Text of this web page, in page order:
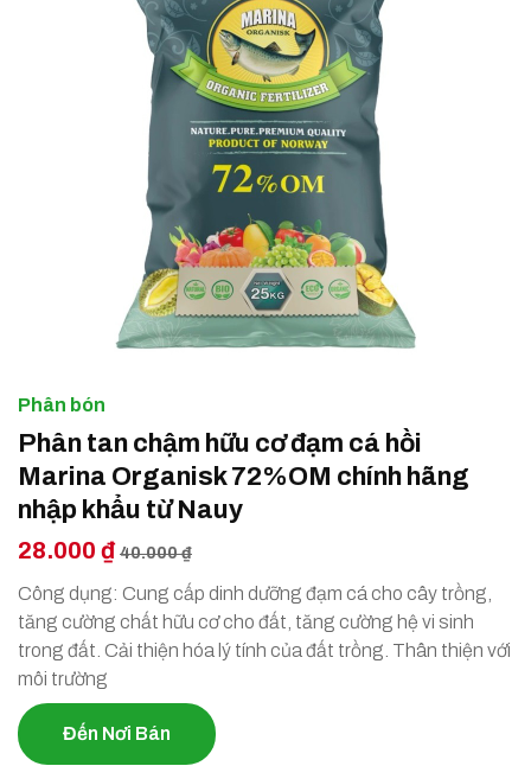
Phân bón
Phân tan chậm hữu cơ đạm cá hồi
Marina Organisk 72%OM chính hãng
nhập khẩu từ Nauy
28.000 ₫ 40.000 ₫
Công dụng: Cung cấp dinh dưỡng đạm cá cho cây trồng,
tăng cường chất hữu cơ cho đất, tăng cường hệ vi sinh
trong đất. Cải thiện hóa lý tính của đất trồng. Thân thiện với
môi trường
Đến Nơi Bán